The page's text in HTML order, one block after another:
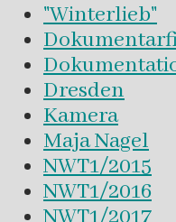
"Winterlieb"
Dresden
Kamera
Maja Nagel
NWT1/2015
NWT1/2016